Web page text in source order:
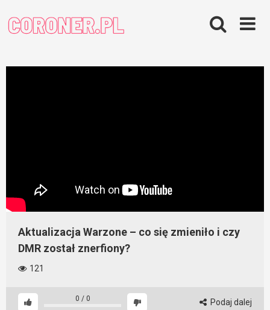
content
Aktualizacja Warzone – co się zmieniło i czy
DMR został znerfiony?
121
0 / 0 Podaj dalej